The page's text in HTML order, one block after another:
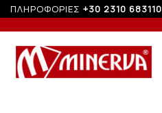
ΠΛΗΡΟΦΟΡΙΕΣ +30 2310 683110